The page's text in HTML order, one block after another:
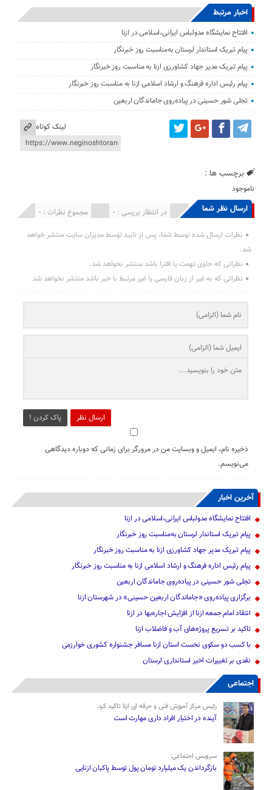
اخبار مرتبط
افتتاح نمایشگاه مدولباس ایرانی،اسلامی در ازنا
پیام تبریک استاندار لرستان به‌مناسبت روز خبرنگار
پیام تبریک مدیر جهاد کشاورزی ازنا به مناسبت روز خبرنگار
پیام رئیس اداره فرهنگ و ارشاد اسلامی ازنا به مناسبت روز خبرنگار
تجلی شور حسینی در پیاده‌روی جاماندگان اربعین
لینک کوتاه
برچسب ها :
ناموجود
ارسال نظر شما مجموع نظرات : 0 در انتظار بررسی : 0 انتشار یافته : 0
نظرات ارسال شده توسط شما، پس از تایید توسط مدیران سایت منتشر خواهد
شد.
نظراتی که حاوی تهمت یا افترا باشد منتشر نخواهد شد.
نظراتی که به غیر از زبان فارسی یا غیر مرتبط با خبر باشد منتشر نخواهد شد.
ارسال نظر پاک کردن !
ذخیره نام، ایمیل و وبسایت من در مرورگر برای زمانی که دوباره دیدگاهی
می‌نویسم.
آخرین اخبار
افتتاح نمایشگاه مدولباس ایرانی،اسلامی در ازنا
پیام تبریک استاندار لرستان به‌مناسبت روز خبرنگار
پیام تبریک مدیر جهاد کشاورزی ازنا به مناسبت روز خبرنگار
پیام رئیس اداره فرهنگ و ارشاد اسلامی ازنا به مناسبت روز خبرنگار
تجلی شور حسینی در پیاده‌روی جاماندگان اربعین
برگزاری پیاده‌روی «جاماندگان اربعین حسینی» در شهرستان ازنا
انتقاد امام جمعه ازنا از افزایش اجاره‌بها در ازنا
تاکید بر تسریع پروژه‌های آب و فاضلاب ازنا
با کسب دو سکوی نخست استان ازنا مسافر جشنواره کشوری خوارزمی
نقدی بر تغییرات اخیر استانداری لرستان
اجتماعی
رئیس مرکز آموزش فنی و حرفه ای ازنا تاکید کرد:
آینده در اختیار افراد داری مهارت است
سرویس اجتماعی:
بازگرداندن یک میلیارد تومان پول توسط پاکبان ازنایی